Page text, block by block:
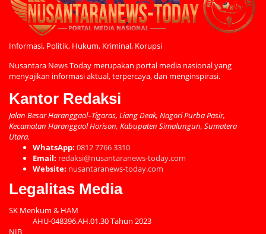
Informasi, Politik, Hukum, Kriminal, Korupsi
Nusantara News Today merupakan portal media nasional yang
menyajikan informasi aktual, terpercaya, dan menginspirasi.
Kantor Redaksi
Jalan Besar Haranggaol–Tigaras, Liang Deak, Nagori Purba Pasir,
Kecamatan Haranggaol Horison, Kabupaten Simalungun, Sumatera
Utara.
WhatsApp: 0812 7766 3310
Email: redaksi@nusantaranews-today.com
Website: nusantaranews-today.com
Legalitas Media
SK Menkum & HAM
AHU-048396.AH.01.30 Tahun 2023
NIB